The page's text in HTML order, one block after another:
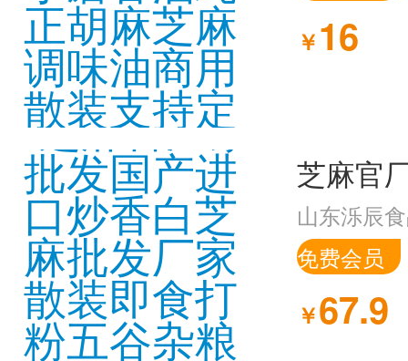
￥16
山东泺辰
免费会员
￥67.9